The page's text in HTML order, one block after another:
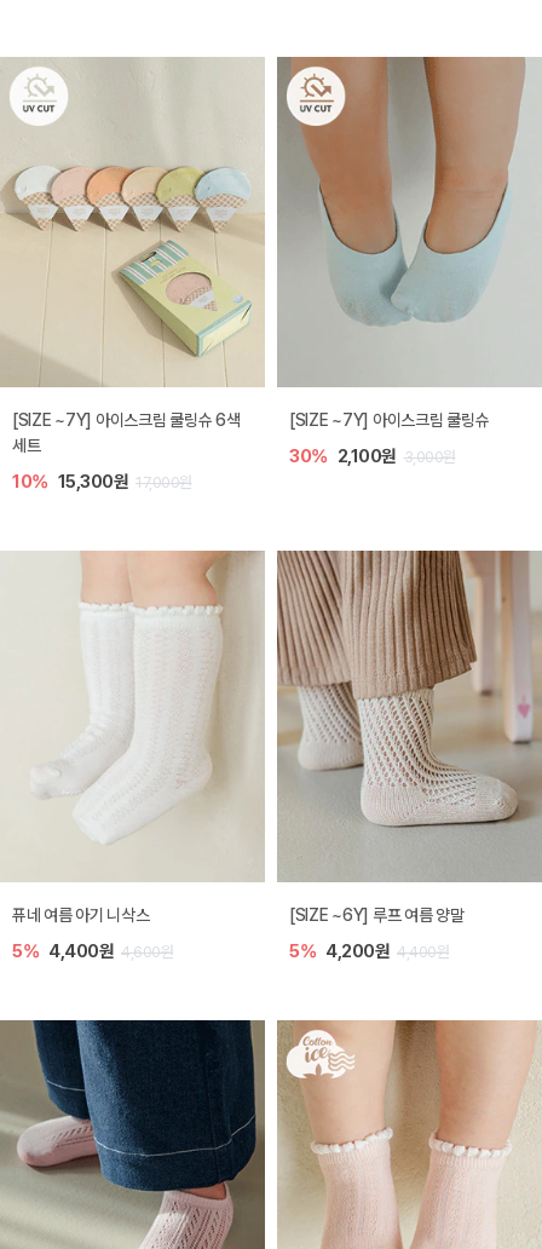
[SIZE ~7Y] 아이스크림 쿨링슈 6색
세트
10% 15,300원 17,000원
[SIZE ~7Y] 아이스크림 쿨링슈
30% 2,100원 3,000원
퓨네 여름 아기 니삭스
5% 4,400원 4,600원
[SIZE ~6Y] 루프 여름 양말
5% 4,200원 4,400원